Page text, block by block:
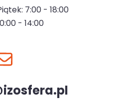
7:00 - 18:00
- 14:00